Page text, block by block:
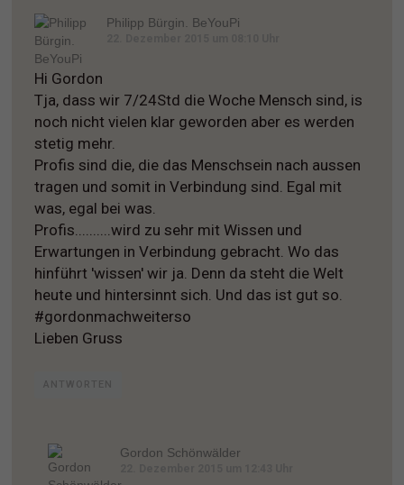
Philipp Bürgin. BeYouPi
Hi Gordon
Tja, dass wir 7/24Std die Woche Mensch sind, is
noch nicht vielen klar geworden aber es werden
stetig mehr.
Profis sind die, die das Menschsein nach aussen
tragen und somit in Verbindung sind. Egal mit
was, egal bei was.
Profis..........wird zu sehr mit Wissen und
Erwartungen in Verbindung gebracht. Wo das
hinführt 'wissen' wir ja. Denn da steht die Welt
heute und hintersinnt sich. Und das ist gut so.
#gordonmachweiterso
Lieben Gruss
ANTWORTEN
Gordon Schönwälder